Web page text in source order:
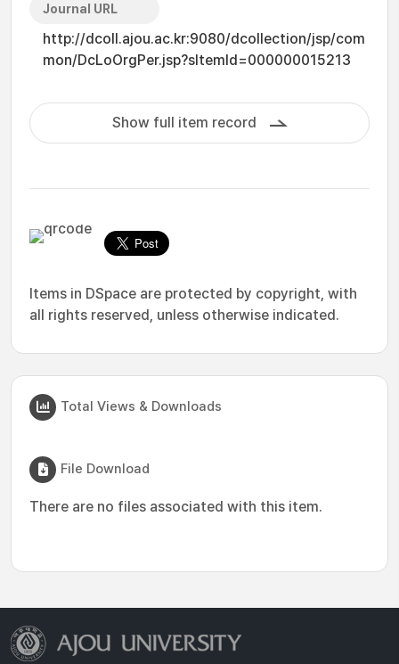
Journal URL
http://dcoll.ajou.ac.kr:9080/dcollection/jsp/com
mon/DcLoOrgPer.jsp?sItemId=000000015213
Show full item record
Items in DSpace are protected by copyright, with
all rights reserved, unless otherwise indicated.
Total Views & Downloads
File Download
There are no files associated with this item.